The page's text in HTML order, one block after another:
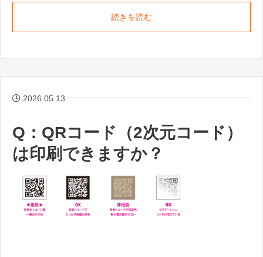
続きを読む
2026.05.13
Q：QRコード（2次元コード）
は印刷できますか？